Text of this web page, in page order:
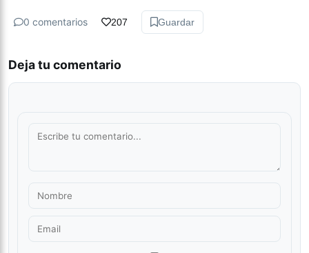
0 comentarios 207 Guardar
Deja tu comentario